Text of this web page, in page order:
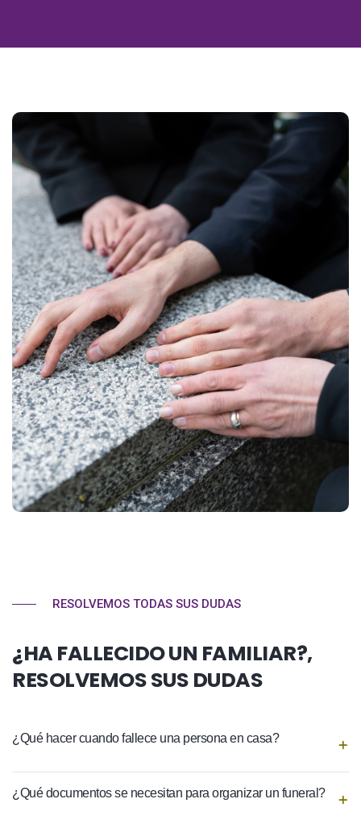
RESOLVEMOS TODAS SUS DUDAS
¿HA FALLECIDO UN FAMILIAR?,
RESOLVEMOS SUS DUDAS
¿Qué hacer cuando fallece una persona en casa?
¿Qué documentos se necesitan para organizar un funeral?